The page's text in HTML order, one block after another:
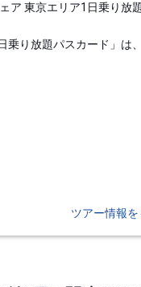
ア 東京エリア1日乗り放
り放題パスカード」は
ツアー情報